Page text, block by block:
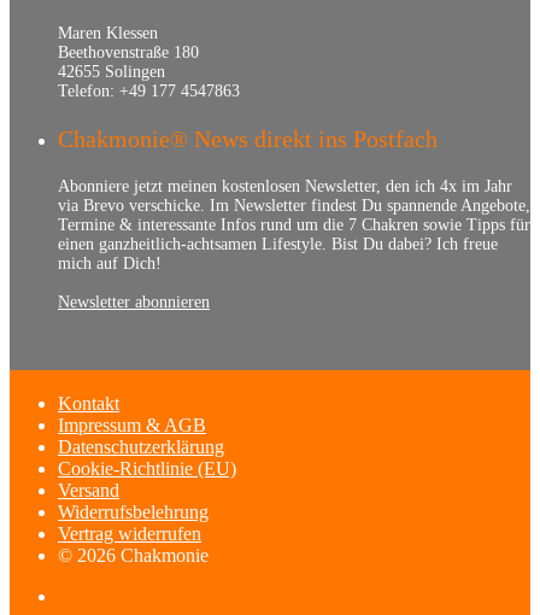
Maren Klessen
Beethovenstraße 180
42655 Solingen
Telefon: +49 177 4547863
Chakmonie® News direkt ins Postfach
Abonniere jetzt meinen kostenlosen Newsletter, den ich 4x im Jahr
via Brevo verschicke. Im Newsletter findest Du spannende Angebote,
Termine & interessante Infos rund um die 7 Chakren sowie Tipps für
einen ganzheitlich-achtsamen Lifestyle. Bist Du dabei? Ich freue
mich auf Dich!
Newsletter abonnieren
Kontakt
Impressum & AGB
Datenschutzerklärung
Cookie-Richtlinie (EU)
Versand
Widerrufsbelehrung
Vertrag widerrufen
© 2026 Chakmonie